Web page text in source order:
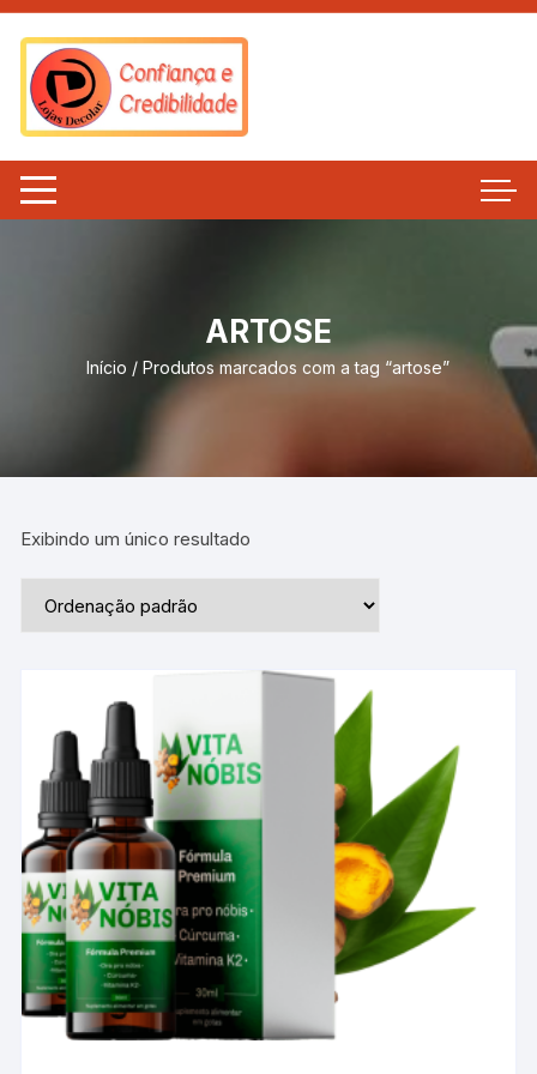
Pular
para
conteúdo
ARTOSE
Início / Produtos marcados com a tag “artose”
Exibindo um único resultado